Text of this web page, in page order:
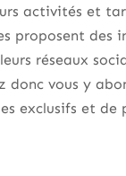
activités et
proposent des
réseaux
donc vous y
exclusifs et de